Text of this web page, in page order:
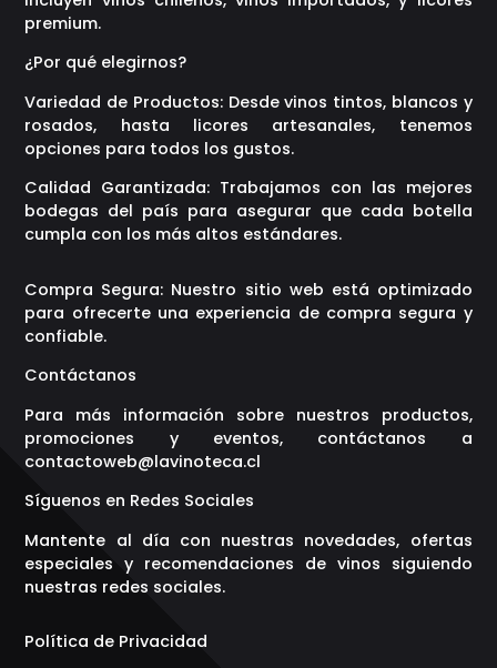
premium.
¿Por qué elegirnos?
Variedad de Productos: Desde vinos tintos, blancos y
rosados, hasta licores artesanales, tenemos
opciones para todos los gustos.
Calidad Garantizada: Trabajamos con las mejores
bodegas del país para asegurar que cada botella
cumpla con los más altos estándares.
Compra Segura: Nuestro sitio web está optimizado
para ofrecerte una experiencia de compra segura y
confiable.
Contáctanos
Para más información sobre nuestros productos,
promociones y eventos, contáctanos a
contactoweb@lavinoteca.cl
Síguenos en Redes Sociales
Mantente al día con nuestras novedades, ofertas
especiales y recomendaciones de vinos siguiendo
nuestras redes sociales.
Política de Privacidad